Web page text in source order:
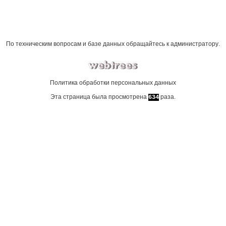
По техническим вопросам и базе данных обращайтесь к администратору.
Политика обработки персональных данных
Эта страница была просмотрена 634 раза.